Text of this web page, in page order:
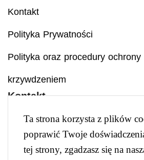
Ta strona korzysta z plików
poprawić Twoje
tej strony, zgadzasz się na
Kontakt
Polityka Prywatności
Polityka oraz procedury ochrony
krzywdzeniem
Kontakt
+48 502 229 023